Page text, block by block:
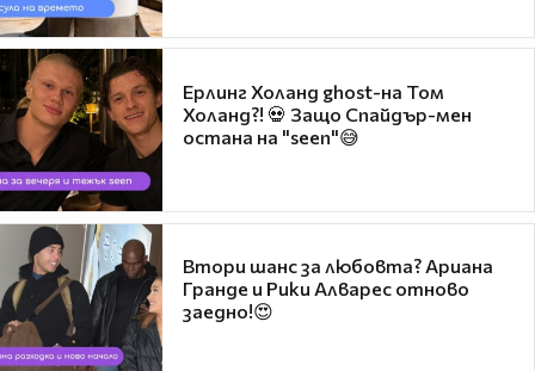
Ерлинг Холанд ghost-на Том
Холанд?! 💀 Защо Спайдър-мен
остана на "seen"😅
Втори шанс за любовта? Ариана
Гранде и Рики Алварес отново
заедно!😍